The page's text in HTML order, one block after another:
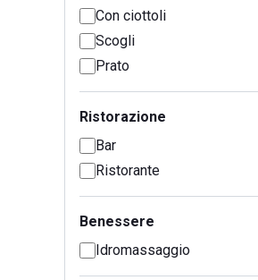
Con ciottoli
Scogli
Prato
Ristorazione
Bar
Ristorante
Benessere
Idromassaggio